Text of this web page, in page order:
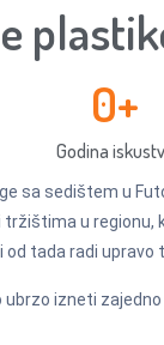
Godina
0+
sa sedištem u
tržištima u regionu,
tada radi upravo
izneti